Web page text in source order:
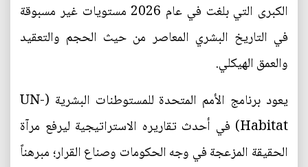
الكبرى التي بلغت في عام 2026 مستويات غير مسبوقة
في التاريخ البشري المعاصر من حيث الحجم والتعقيد
والعمق الهيكلي.
يعود برنامج الأمم المتحدة للمستوطنات البشرية (UN-
Habitat) في أحدث تقاريره الاستراتيجية ليرفع مرآة
الحقيقة المزعجة في وجه الحكومات وصناع القرار؛ مبرهناً